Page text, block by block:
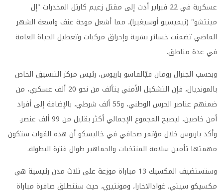
عسكرية في 22 فبراير أدت إلى مقتل زعيم كارتل المخدرات "إل
مينتشو" (نيميسيو أوسيغيرا)، مما أشعل موجة عنف واسعة الشهر
الماضي تضمنت خسائر بشرية وإحراق مركبات وتعطيل الحياة العامة
في عدة مناطق.
وبحسب الجنرال رومان فيّالفاسو باريوس، رئيس مركز التنسيق الخاص
بالمونديال، فإن التشكيل الأمني يتألف من نحو 20 ألف عسكري، من
ضمنهم عناصر الحرس الوطني، و55 ألف شرطي، بالإضافة إلى أفراد
أمن خاصين، ليصبح المجموع الإجمالي أكثر بقليل من 99 ألف عنصر.
وأكد باريوس خلال مؤتمر صحافي في خاليسكو أن هذه القوات ستكون
مهمتها تأمين سلامة المنتخبات والجماهير طوال فترة البطولة.
وستستضيف المكسيك 13 مباراة موزعة على ثلاث مدن رئيسية هي
مكسيكو سيتي، غوادالاخارا، ومونتيري، حيث ستنطلق صافرة مباراة